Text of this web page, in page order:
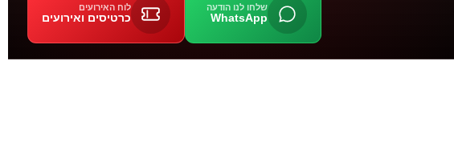
שלחו לנו הודעה
WhatsApp
לוח האירועים
כרטיסים ואירועים